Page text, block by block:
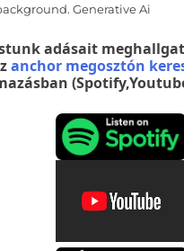
Generative Ai
adásait
anchor megosztón